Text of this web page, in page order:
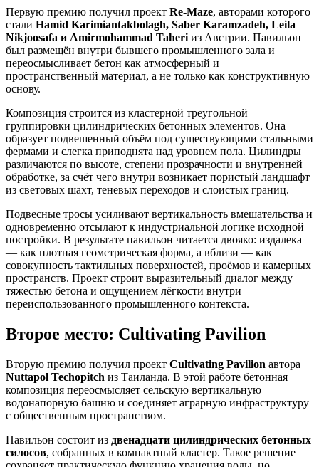
Первую премию получил проект Re-Maze, авторами которого
стали Hamid Karimiantakbolagh, Saber Karamzadeh, Leila
Nikjoosafa и Amirmohammad Taheri из Австрии. Павильон
был размещён внутри бывшего промышленного зала и
переосмысливает бетон как атмосферный и
пространственный материал, а не только как конструктивную
основу.
Композиция строится из кластерной треугольной
группировки цилиндрических бетонных элементов. Она
образует подвешенный объём под существующими стальными
фермами и слегка приподнята над уровнем пола. Цилиндры
различаются по высоте, степени прозрачности и внутренней
обработке, за счёт чего внутри возникает пористый ландшафт
из световых шахт, теневых переходов и слоистых границ.
Подвесные тросы усиливают вертикальность вмешательства и
одновременно отсылают к индустриальной логике исходной
постройки. В результате павильон читается двояко: издалека
— как плотная геометрическая форма, а вблизи — как
совокупность тактильных поверхностей, проёмов и камерных
пространств. Проект строит выразительный диалог между
тяжестью бетона и ощущением лёгкости внутри
переиспользованного промышленного контекста.
Второе место: Cultivating Pavilion
Вторую премию получил проект Cultivating Pavilion автора
Nuttapol Techopitch из Таиланда. В этой работе бетонная
композиция переосмысляет сельскую вертикальную
водонапорную башню и соединяет аграрную инфраструктуру
с общественным пространством.
Павильон состоит из двенадцати цилиндрических бетонных
силосов, собранных в компактный кластер. Такое решение